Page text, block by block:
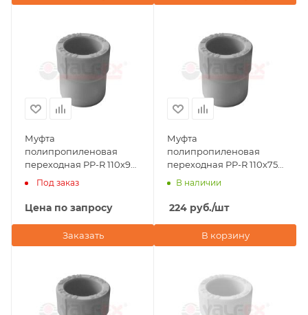
Муфта
полипропиленовая
переходная PP-R 110х90
ВР-НР Valfex, серая
Под заказ
Цена по запросу
Заказать
Муфта
полипропиленовая
переходная PP-R 110х75
ВР-НР Valfex, серая
В наличии
224 руб./шт
В корзину